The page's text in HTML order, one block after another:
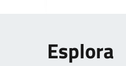
Esplora